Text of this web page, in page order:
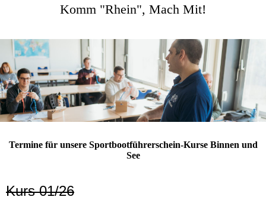
Komm "Rhein", Mach Mit!
Termine für unsere Sportbootführerschein-Kurse Binnen und
See
Kurs 01/26